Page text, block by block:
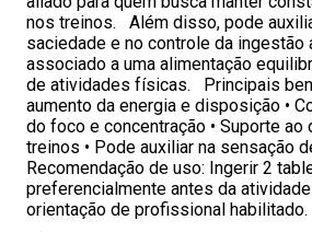
nos treinos. Além disso, pode
saciedade e no controle da ingestão
associado a uma alimentação
de atividades físicas. Principais
aumento da energia e disposição •
do foco e concentração • Suporte ao
treinos • Pode auxiliar na sensação
Recomendação de uso: Ingerir 2
preferencialmente antes da
orientação de profissional habilitado.